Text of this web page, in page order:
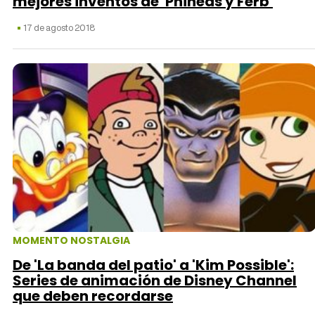
17 de agosto 2018
MOMENTO NOSTALGIA
De 'La banda del patio' a 'Kim Possible':
Series de animación de Disney Channel
que deben recordarse